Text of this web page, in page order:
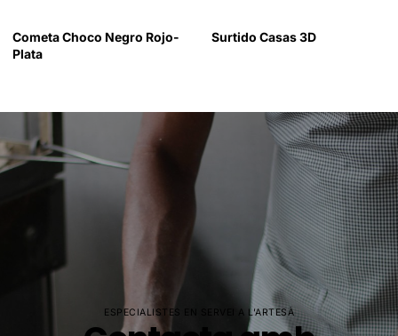
Cometa Choco Negro Rojo-
Plata
Surtido Casas 3D
ESPECIALISTES EN SERVEI A L'ARTESÀ